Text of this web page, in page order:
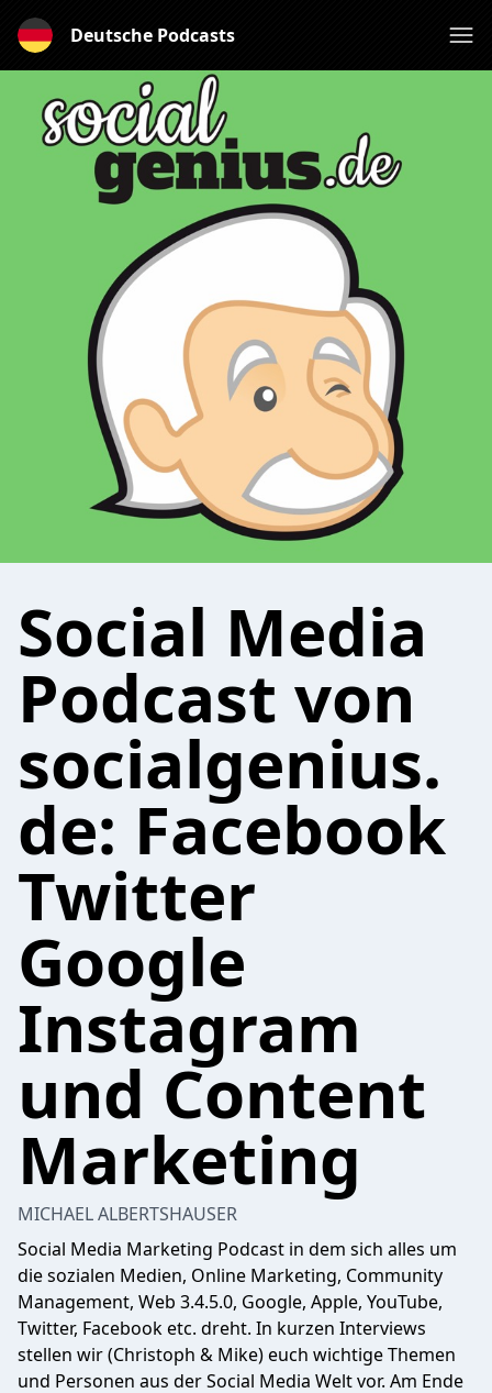
Deutsche Podcasts
Social Media
Podcast von
socialgenius.
de: Facebook
Twitter
Google
Instagram
und Content
Marketing
MICHAEL ALBERTSHAUSER
Social Media Marketing Podcast in dem sich alles um
die sozialen Medien, Online Marketing, Community
Management, Web 3.4.5.0, Google, Apple, YouTube,
Twitter, Facebook etc. dreht. In kurzen Interviews
stellen wir (Christoph & Mike) euch wichtige Themen
und Personen aus der Social Media Welt vor. Am Ende